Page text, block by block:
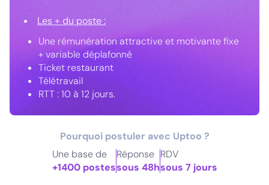
Les + du poste :
Une rémunération attractive et motivante fixe
+ variable déplafonné
Ticket restaurant
Télétravail
RTT : 10 à 12 jours.
Pourquoi postuler avec Uptoo ?
Une base de
+1400 postes
Réponse
sous 48h
RDV
sous 7 jours